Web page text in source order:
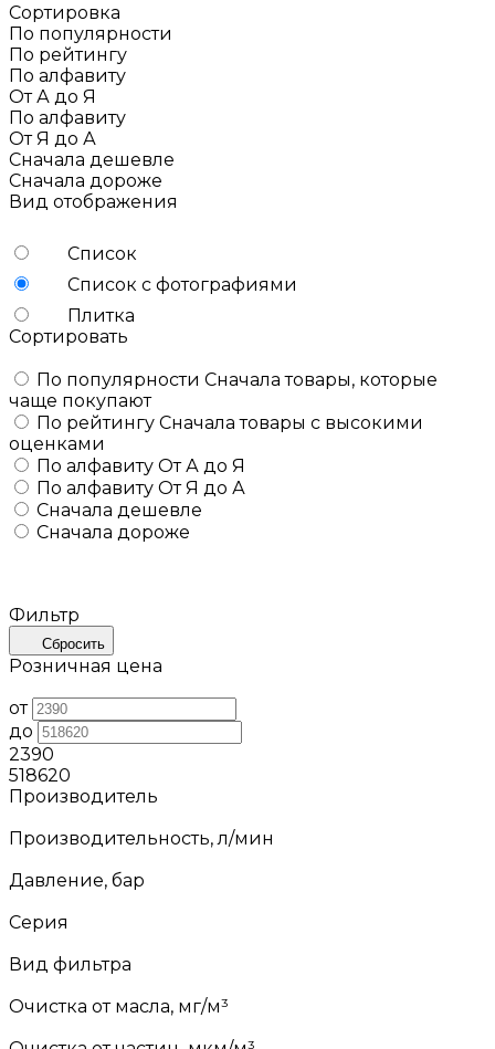
Сортировка
По популярности
По рейтингу
По алфавиту
От А до Я
По алфавиту
От Я до А
Сначала дешевле
Сначала дороже
Вид отображения
Список
Список с фотографиями
Плитка
Сортировать
По популярности Сначала товары, которые
чаще покупают
По рейтингу Сначала товары с высокими
оценками
По алфавиту От А до Я
По алфавиту От Я до А
Сначала дешевле
Сначала дороже
Фильтр
Сбросить
Розничная цена
от
до
2390
518620
Производитель
Производительность, л/мин
Давление, бар
Серия
Вид фильтра
Очистка от масла, мг/м³